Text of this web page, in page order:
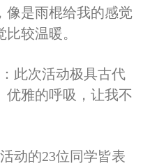
像是雨棍给我的感觉
较温暖。
此次活动极具古代
优雅的呼吸，让我不
动的23位同学皆表